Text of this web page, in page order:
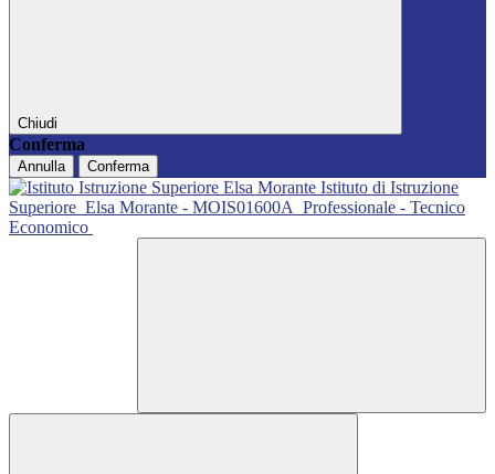
Chiudi
Conferma
Annulla Conferma
Istituto di Istruzione
Superiore Elsa Morante - MOIS01600A Professionale - Tecnico
Economico